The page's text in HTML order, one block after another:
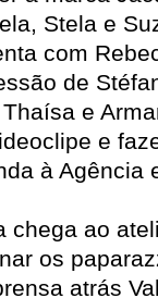
Stela e
com
de
e
e
à Agência
chega ao
os
atrás